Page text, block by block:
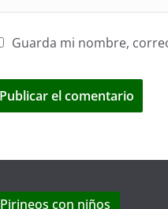
Guarda mi nombre,
Pirineos con niños